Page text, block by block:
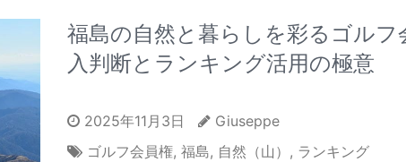
福島の自然と暮らしを彩るゴルフ
入判断とランキング活用の極意
2025年11月3日
Giuseppe
ゴルフ会員権, 福島, 自然（山） , ランキング